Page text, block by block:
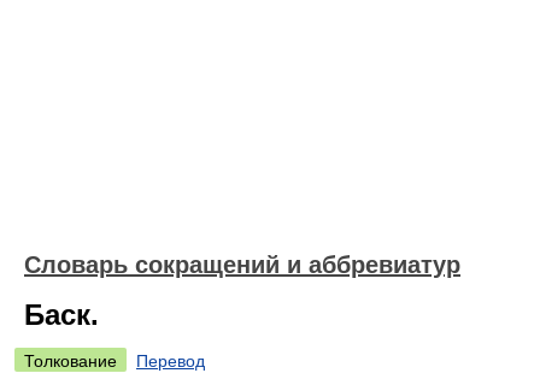
Словарь сокращений и аббревиатур
Баск.
Толкование
Перевод